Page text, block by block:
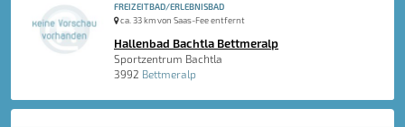
FREIZEITBAD/ERLEBNISBAD
ca. 33 km von Saas-Fee entfernt
Hallenbad Bachtla Bettmeralp
Sportzentrum Bachtla
3992 Bettmeralp